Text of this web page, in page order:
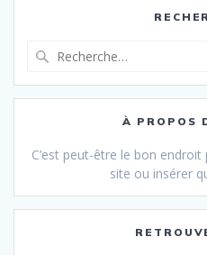
:
À PROPOS
C’est peut-être le bon
site ou insérer